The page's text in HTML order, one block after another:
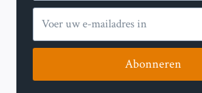
Abonneren